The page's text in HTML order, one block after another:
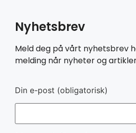
Nyhetsbrev
Meld deg på vårt nyhetsbrev
melding når nyheter og
Din e-post (obligatorisk)